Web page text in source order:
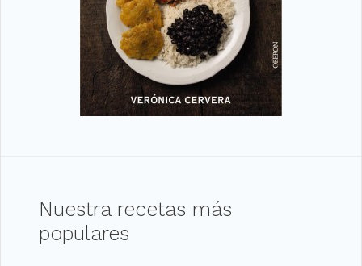
Nuestra recetas más
populares